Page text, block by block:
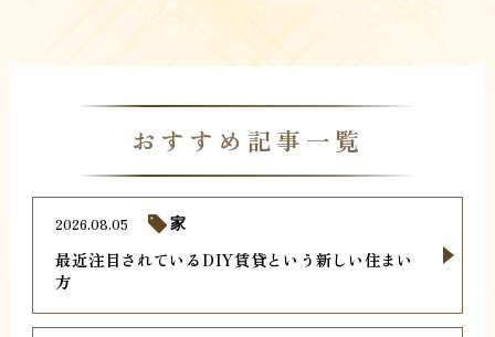
おすすめ記事一覧
最近注目されているDIY賃貸という新しい住まい
方
2026.08.05 家